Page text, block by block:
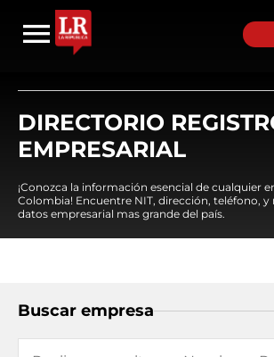
DIRECTORIO
EMPRESARIAL
¡Conozca la información esencial de cualquier
Colombia! Encuentre NIT, dirección, teléfono, y
datos empresarial mas grande del país.
Buscar empresa